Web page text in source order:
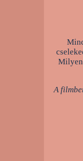
Milyen
A